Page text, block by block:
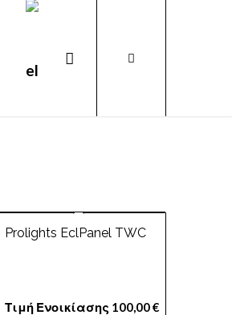
Prolights EclPanel TWC
Τιμή Ενοικίασης 100,00€